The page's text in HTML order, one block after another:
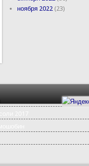
ноября 2022 (23)